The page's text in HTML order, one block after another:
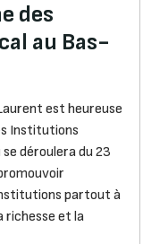
des
au Bas-
est heureuse
Institutions
déroulera du 23
partout à
richesse et la